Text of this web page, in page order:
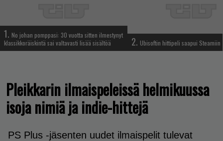
1. No johan pomppasi: 30 vuotta sitten ilmestynyt
klassikkoräiskintä sai valtavasti lisää sisältöä
2. Ubisoftin hittipeli saapui Steamiin
Pleikkarin ilmaispeleissä helmikuussa
isoja nimiä ja indie-hittejä
PS Plus -jäsenten uudet ilmaispelit tulevat